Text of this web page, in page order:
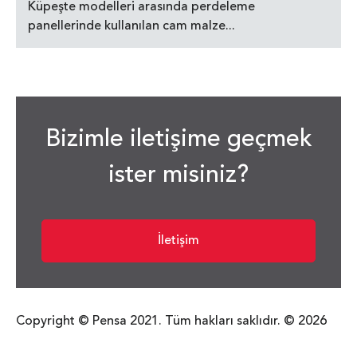
Küpeşte modelleri arasında perdeleme
panellerinde kullanılan cam malze...
Bizimle iletişime geçmek
ister misiniz?
İletişim
Copyright © Pensa 2021. Tüm hakları saklıdır. © 2026